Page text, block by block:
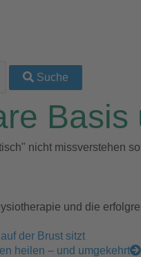
Suche
nicht missverstehen
und die
der Brust sitzt
heilen – und umgekehrt